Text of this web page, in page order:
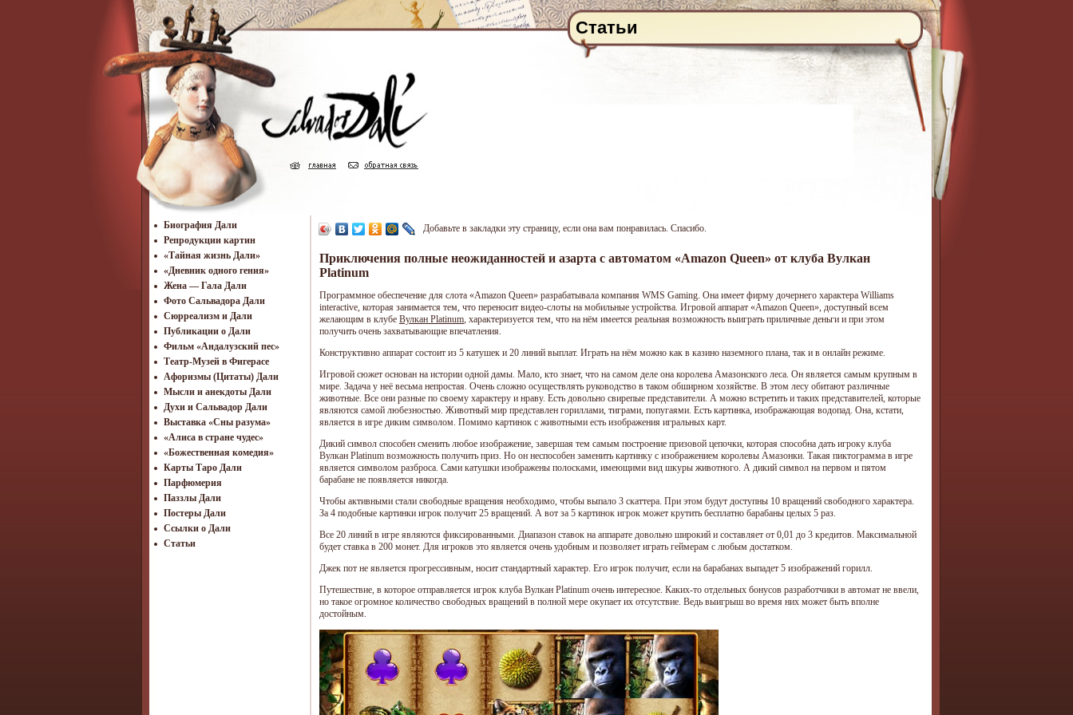
Статьи
Биография Дали
Репродукции картин
«Тайная жизнь Дали»
«Дневник одного гения»
Жена — Гала Дали
Фото Сальвадора Дали
Cюрреализм и Дали
Публикации о Дали
Фильм «Андалузский пес»
Театр-Музей в Фигерасе
Афоризмы (Цитаты) Дали
Мысли и анекдоты Дали
Духи и Сальвадор Дали
Выставка «Сны разума»
«Алиса в стране чудес»
«Божественная комедия»
Карты Таро Дали
Парфюмерия
Паззлы Дали
Постеры Дали
Ссылки о Дали
Статьи
Добавьте в закладки эту страницу, если она вам понравилась. Спасибо.
Приключения полные неожиданностей и азарта с автоматом «Amazon Queen» от клуба Вулкан
Platinum
Программное обеспечение для слота «Amazon Queen» разрабатывала компания WMS Gaming. Она имеет фирму дочернего характера Williams
interactive, которая занимается тем, что переносит видео-слоты на мобильные устройства. Игровой аппарат «Amazon Queen», доступный всем
желающим в клубе Вулкан Platinum , характеризуется тем, что на нём имеется реальная возможность выиграть приличные деньги и при этом
получить очень захватывающие впечатления.
Конструктивно аппарат состоит из 5 катушек и 20 линий выплат. Играть на нём можно как в казино наземного плана, так и в онлайн режиме.
Игровой сюжет основан на истории одной дамы. Мало, кто знает, что на самом деле она королева Амазонского леса. Он является самым крупным в
мире. Задача у неё весьма непростая. Очень сложно осуществлять руководство в таком обширном хозяйстве. В этом лесу обитают различные
животные. Все они разные по своему характеру и нраву. Есть довольно свирепые представители. А можно встретить и таких представителей, которые
являются самой любезностью. Животный мир представлен гориллами, тиграми, попугаями. Есть картинка, изображающая водопад. Она, кстати,
является в игре диким символом. Помимо картинок с животными есть изображения игральных карт.
Дикий символ способен сменить любое изображение, завершая тем самым построение призовой цепочки, которая способна дать игроку клуба
Вулкан Platinum возможность получить приз. Но он неспособен заменить картинку с изображением королевы Амазонки. Такая пиктограмма в игре
является символом разброса. Сами катушки изображены полосками, имеющими вид шкуры животного. А дикий символ на первом и пятом
барабане не появляется никогда.
Чтобы активными стали свободные вращения необходимо, чтобы выпало 3 скаттера. При этом будут доступны 10 вращений свободного характера.
За 4 подобные картинки игрок получит 25 вращений. А вот за 5 картинок игрок может крутить бесплатно барабаны целых 5 раз.
Все 20 линий в игре являются фиксированными. Диапазон ставок на аппарате довольно широкий и составляет от 0,01 до 3 кредитов. Максимальной
будет ставка в 200 монет. Для игроков это является очень удобным и позволяет играть геймерам с любым достатком.
Джек пот не является прогрессивным, носит стандартный характер. Его игрок получит, если на барабанах выпадет 5 изображений горилл.
Путешествие, в которое отправляется игрок клуба Вулкан Platinum очень интересное. Каких-то отдельных бонусов разработчики в автомат не ввели,
но такое огромное количество свободных вращений в полной мере окупает их отсутствие. Ведь выигрыш во время них может быть вполне
достойным.